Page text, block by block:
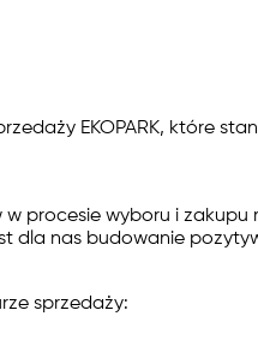
EKOPARK, które
procesie wyboru i
dla nas budowanie
sprzedaży: